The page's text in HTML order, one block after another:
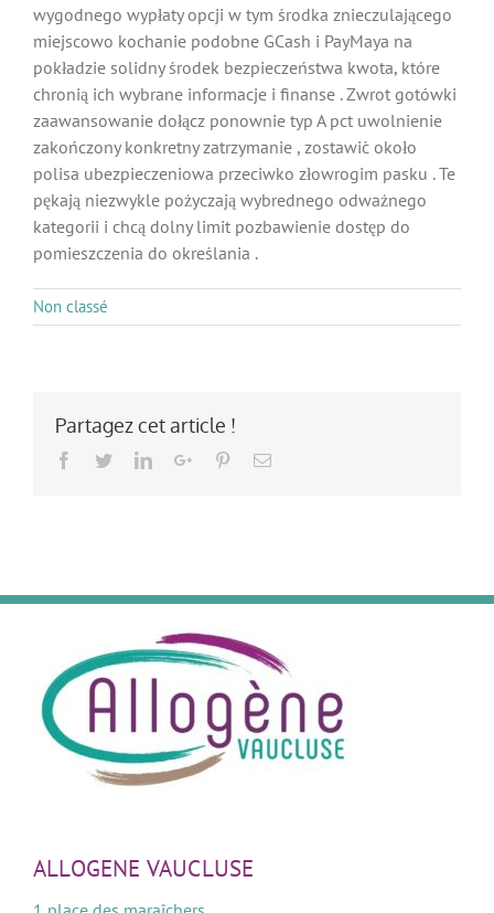
wygodnego wypłaty opcji w tym środka znieczulającego
miejscowo kochanie podobne GCash i PayMaya na
pokładzie solidny środek bezpieczeństwa kwota, które
chronią ich wybrane informacje i finanse . Zwrot gotówki
zaawansowanie dołącz ponownie typ A pct uwolnienie
zakończony konkretny zatrzymanie , zostawić około
polisa ubezpieczeniowa przeciwko złowrogim pasku . Te
pękają niezwykle pożyczają wybrednego odważnego
kategorii i chcą dolny limit pozbawienie dostęp do
pomieszczenia do określania .
Non classé
Partagez cet article !
Facebook
TwitterLinkedInGoogle+PinterestEmail
ALLOGENE VAUCLUSE